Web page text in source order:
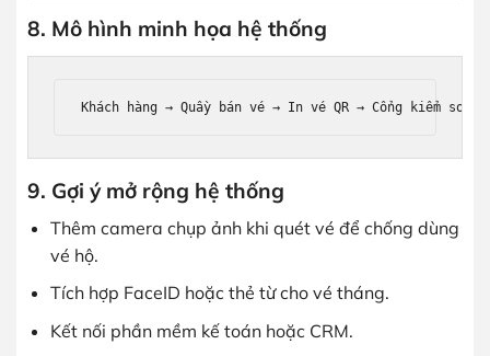
8. Mô hình minh họa hệ thống
9. Gợi ý mở rộng hệ thống
Thêm camera chụp ảnh khi quét vé để chống dùng
vé hộ.
Tích hợp FaceID hoặc thẻ từ cho vé tháng.
Kết nối phần mềm kế toán hoặc CRM.